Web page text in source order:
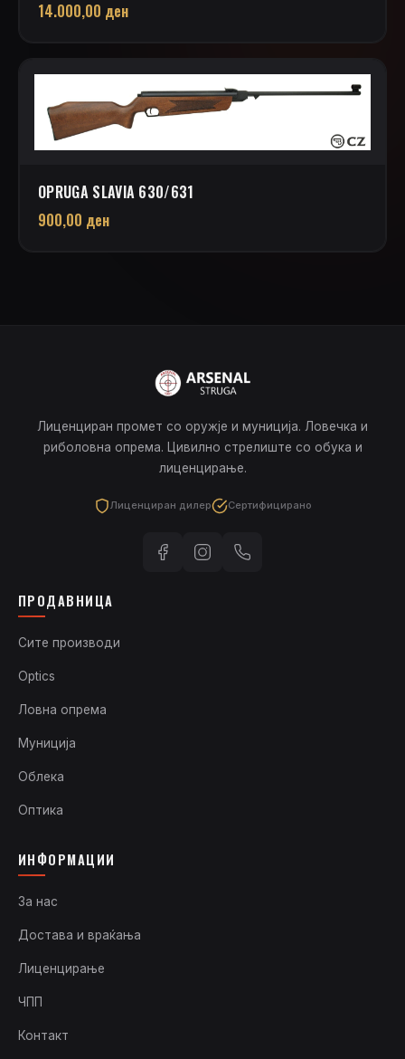
14.000,00 ден
OPRUGA SLAVIA 630/631
900,00 ден
Лиценциран промет со оружје и муниција. Ловечка и
риболовна опрема. Цивилно стрелиште со обука и
лиценцирање.
Лиценциран дилер Сертифицирано
ПРОДАВНИЦА
Сите производи
Optics
Ловна опрема
Муниција
Облека
Оптика
ИНФОРМАЦИИ
За нас
Достава и враќања
Лиценцирање
ЧПП
Контакт